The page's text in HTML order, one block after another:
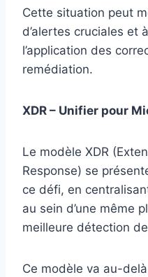
Cette situation peut
d’alertes cruciales et
l’application des
remédiation.
XDR – Unifier pour
Le modèle XDR
Response) se
ce défi, en
au sein d’une même
meilleure détection
Ce modèle va au-